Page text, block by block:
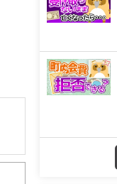
き